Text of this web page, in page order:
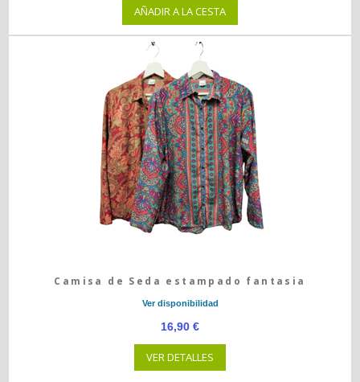
AÑADIR A LA CESTA
Camisa de Seda estampado fantasia
Ver disponibilidad
16,90 €
VER DETALLES